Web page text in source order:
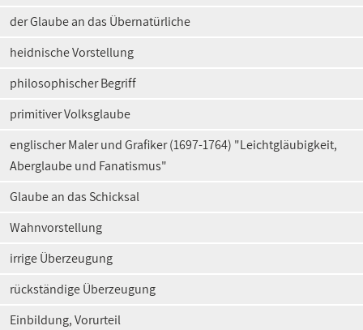
der Glaube an das Übernatürliche
heidnische Vorstellung
philosophischer Begriff
primitiver Volksglaube
englischer Maler und Grafiker (1697-1764) "Leichtgläubigkeit,
Aberglaube und Fanatismus"
Glaube an das Schicksal
Wahnvorstellung
irrige Überzeugung
rückständige Überzeugung
Einbildung, Vorurteil